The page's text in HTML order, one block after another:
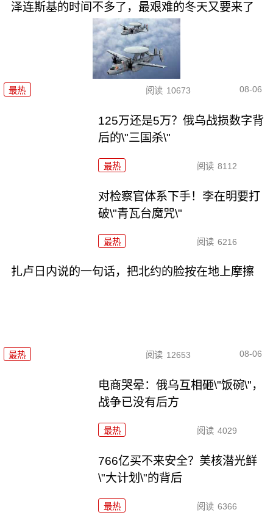
泽连斯基的时间不多了，最艰难的冬天又要来了
最热 阅读 10673 08-06
125万还是5万？俄乌战损数字背
后的\"三国杀\"
最热 阅读 8112
对检察官体系下手！李在明要打
破\"青瓦台魔咒\"
最热 阅读 6216
扎卢日内说的一句话，把北约的脸按在地上摩擦
最热 阅读 12653 08-06
电商哭晕：俄乌互相砸\"饭碗\"，
战争已没有后方
最热 阅读 4029
766亿买不来安全？美核潜光鲜
\"大计划\"的背后
最热 阅读 6366